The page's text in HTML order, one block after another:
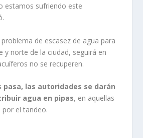
estamos sufriendo este
de escasez de agua para
y norte de la ciudad, seguirá en
no se recuperen.
pasa, las autoridades se darán
agua en pipas, en aquellas
el tandeo.